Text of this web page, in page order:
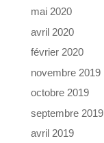
mai 2020
avril 2020
février 2020
novembre 2019
octobre 2019
septembre 2019
avril 2019